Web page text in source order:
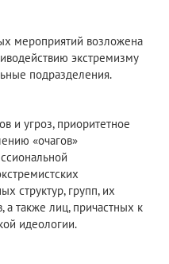
мероприятий возложена
экстремизму
подразделения.
и угроз, приоритетное
«очагов»
структур, групп, их
а также лиц, причастных к
идеологии.